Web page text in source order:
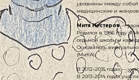
уравнены между
медицинские и
Митя Нестеров—
Родился в 1986 году в
седьмой школы и
Основатель
(МиКА).
В 2012–2015 годах —
В 2013–2014 годах